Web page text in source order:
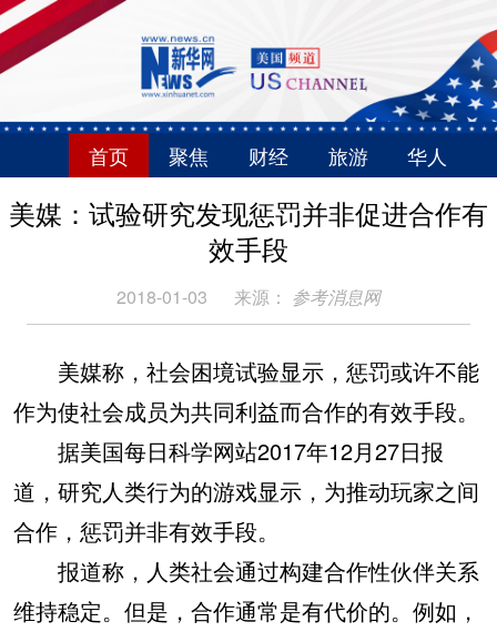
首页 聚焦 财经 旅游 华人
美媒：试验研究发现惩罚并非促进合作有
效手段
2018-01-03 来源： 参考消息网
美媒称，社会困境试验显示，惩罚或许不能
作为使社会成员为共同利益而合作的有效手段。
据美国每日科学网站2017年12月27日报
道，研究人类行为的游戏显示，为推动玩家之间
合作，惩罚并非有效手段。
报道称，人类社会通过构建合作性伙伴关系
维持稳定。但是，合作通常是有代价的。例如，